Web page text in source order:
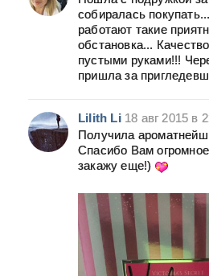
собиралась
работают такие
обстановка...
пустыми руками!!!
пришла за
Lilith Li 18 авг 2015 в
Получила
Спасибо Вам
закажу еще!)